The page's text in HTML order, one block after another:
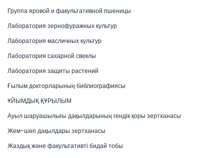
Группа яровой и факультативной пшеницы
Лаборатория зернофуражных культур
Лаборатория масличных культур
Лаборатория сахарной свеклы
Лаборатория защиты растений
Ғылым докторларының библиографиясы
ҰЙЫМДЫҚ ҚҰРЫЛЫМ
Ауыл шаруашылығы дақылдарының гендік қоры зертханасы
Жем-шөп дақылдары зертханасы
Жаздық және факультативті бидай тобы